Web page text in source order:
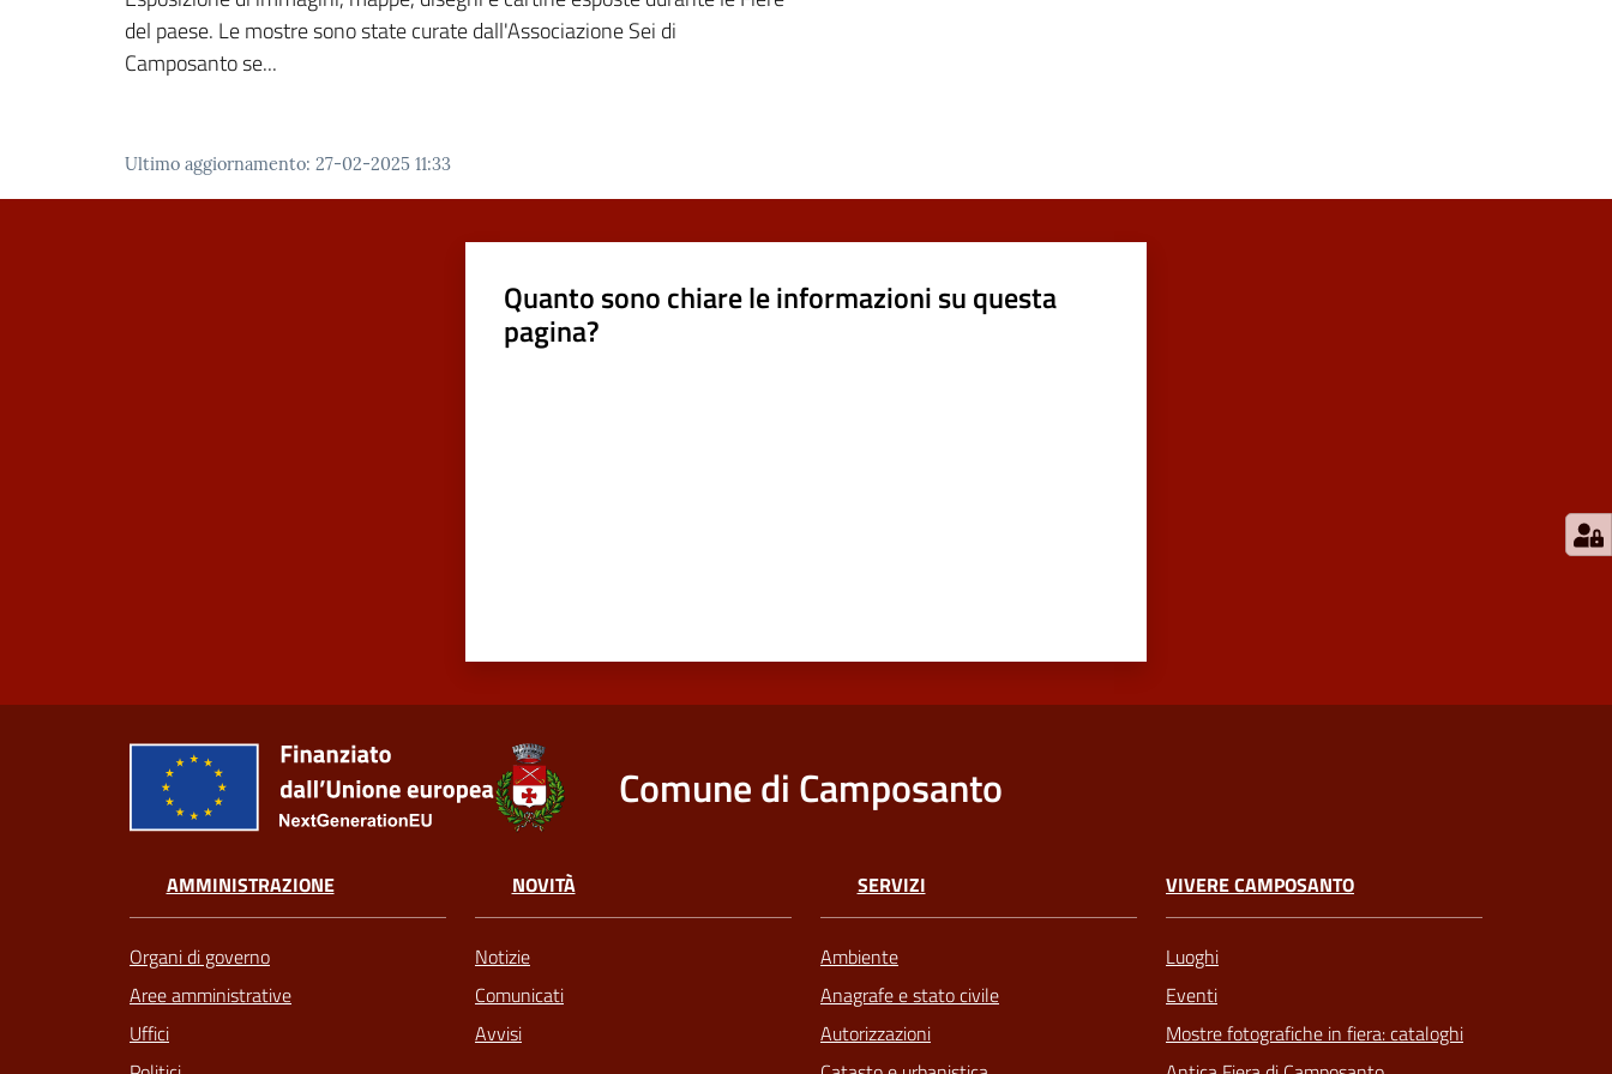
del paese. Le mostre sono state curate dall'Associazione Sei di
Camposanto se...
Ultimo aggiornamento: 27-02-2025 11:33
Quanto sono chiare le informazioni su questa
pagina?
Comune di Camposanto
AMMINISTRAZIONE
Organi di governo
Aree amministrative
Uffici
NOVITÀ
Notizie
Comunicati
Avvisi
SERVIZI
Ambiente
Anagrafe e stato civile
Autorizzazioni
VIVERE CAMPOSANTO
Luoghi
Eventi
Mostre fotografiche in fiera: cataloghi